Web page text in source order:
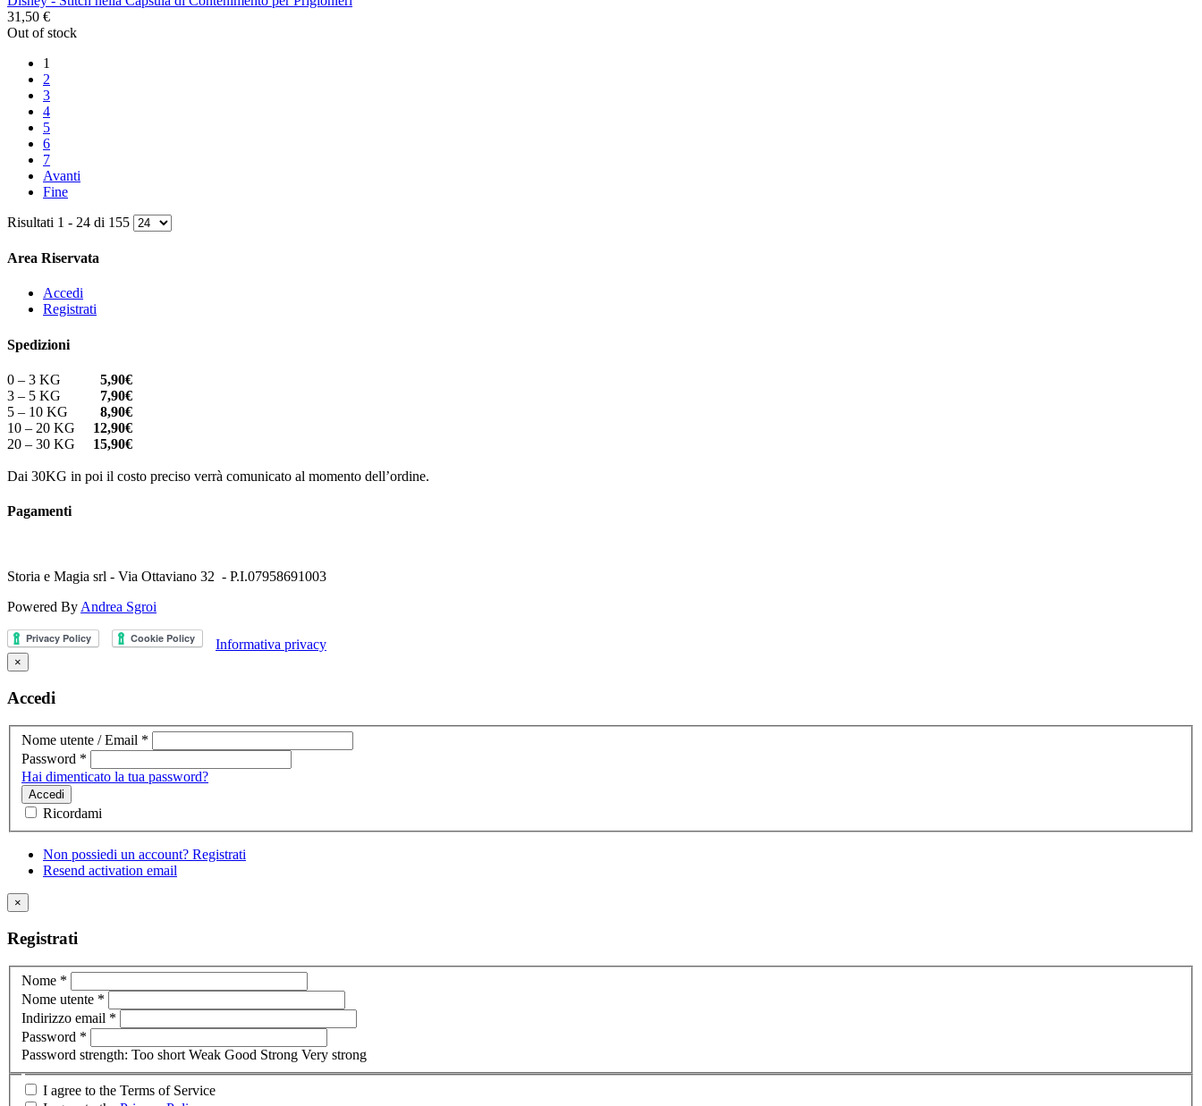
31,50 €
Out of stock
1
2
3
4
5
6
7
Avanti
Fine
Risultati 1 - 24 di 155
Area Riservata
Accedi
Registrati
Spedizioni
0 – 3 KG 5,90€
3 – 5 KG 7,90€
5 – 10 KG 8,90€
10 – 20 KG 12,90€
20 – 30 KG 15,90€
Dai 30KG in poi il costo preciso verrà comunicato al momento dell’ordine.
Pagamenti
Storia e Magia srl - Via Ottaviano 32 - P.I.07958691003
Powered ByAndrea Sgroi
Informativa privacy
×
Accedi
Nome utente / Email *
Password *
Hai dimenticato la tua password?
Accedi
Ricordami
Non possiedi un account? Registrati
Resend activation email
×
Registrati
Nome *
Nome utente *
Indirizzo email *
Password *
Password strength: Too short Weak Good Strong Very strong
I agree to the Terms of Service